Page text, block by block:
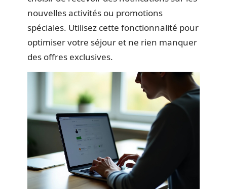
nouvelles activités ou promotions
spéciales. Utilisez cette fonctionnalité pour
optimiser votre séjour et ne rien manquer
des offres exclusives.